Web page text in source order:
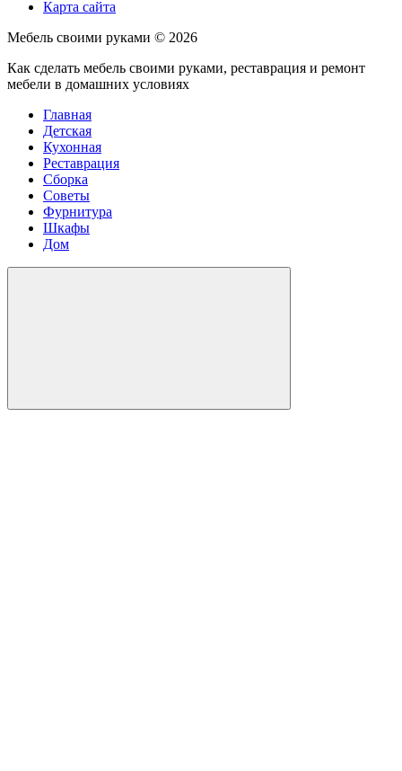
Карта сайта
Мебель своими руками © 2026
Как сделать мебель своими руками, реставрация и ремонт
мебели в домашних условиях
Главная
Детская
Кухонная
Реставрация
Сборка
Советы
Фурнитура
Шкафы
Дом